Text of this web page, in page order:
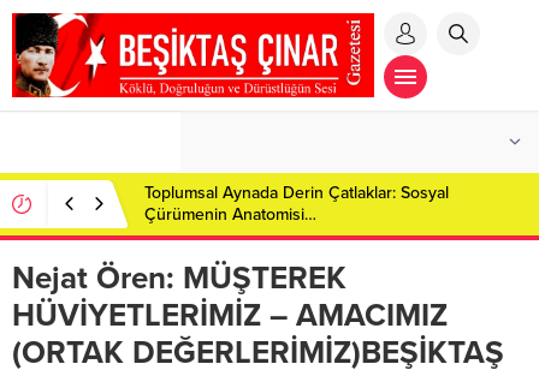
Toplumsal Aynada Derin Çatlaklar: Sosyal
Çürümenin Anatomisi…
Nejat Ören: MÜŞTEREK
HÜVİYETLERİMİZ – AMACIMIZ
(ORTAK DEĞERLERİMİZ)BEŞİKTAŞ